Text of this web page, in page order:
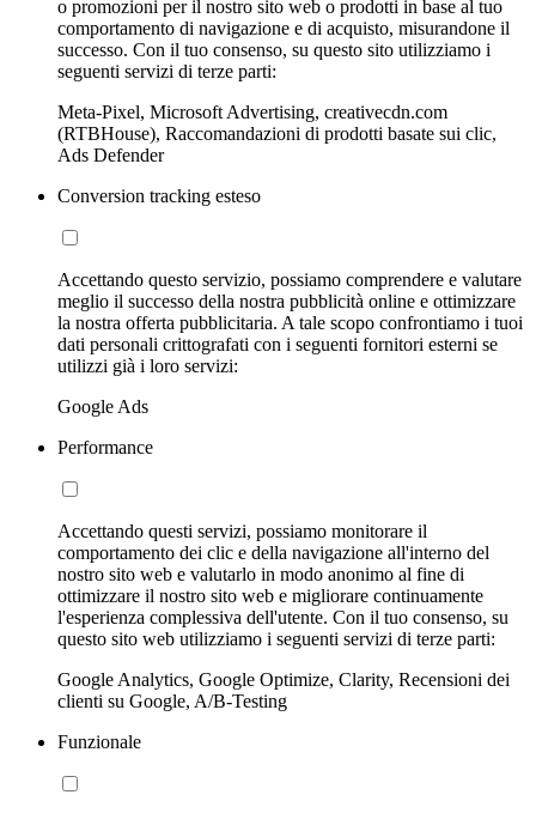
o promozioni per il nostro sito web o prodotti in base al tuo
comportamento di navigazione e di acquisto, misurandone il
successo. Con il tuo consenso, su questo sito utilizziamo i
seguenti servizi di terze parti:
Meta-Pixel, Microsoft Advertising, creativecdn.com
(RTBHouse), Raccomandazioni di prodotti basate sui clic,
Ads Defender
Conversion tracking esteso
Accettando questo servizio, possiamo comprendere e valutare
meglio il successo della nostra pubblicità online e ottimizzare
la nostra offerta pubblicitaria. A tale scopo confrontiamo i tuoi
dati personali crittografati con i seguenti fornitori esterni se
utilizzi già i loro servizi:
Google Ads
Performance
Accettando questi servizi, possiamo monitorare il
comportamento dei clic e della navigazione all'interno del
nostro sito web e valutarlo in modo anonimo al fine di
ottimizzare il nostro sito web e migliorare continuamente
l'esperienza complessiva dell'utente. Con il tuo consenso, su
questo sito web utilizziamo i seguenti servizi di terze parti:
Google Analytics, Google Optimize, Clarity, Recensioni dei
clienti su Google, A/B-Testing
Funzionale